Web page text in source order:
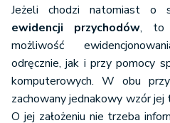
Jeżeli chodzi natomiast o
ewidencji przychodów, to
możliwość
odręcznie, jak i przy pomocy
komputerowych. W obu
zachowany jednakowy wzór jej
O jej założeniu nie trzeba